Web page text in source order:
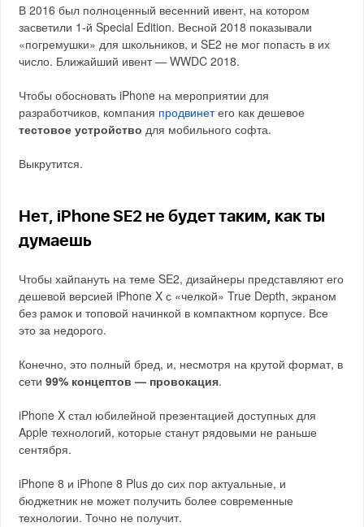
В 2016 был полноценный весенний ивент, на котором
засветили 1-й Special Edition. Весной 2018 показывали
«погремушки» для школьников, и SE2 не мог попасть в их
число. Ближайший ивент — WWDC 2018.
Чтобы обосновать iPhone на мероприятии для
разработчиков, компания продвинетего как дешевое
тестовое устройство для мобильного софта.
Выкрутится.
Нет, iPhone SE2 не будет таким, как ты
думаешь
Чтобы хайпануть на теме SE2, дизайнеры представляют его
дешевой версией iPhone X с «челкой» True Depth, экраном
без рамок и топовой начинкой в компактном корпусе. Все
это за недорого.
Конечно, это полный бред, и, несмотря на крутой формат, в
сети99% концептов — провокация.
iPhone X стал юбилейной презентацией доступных для
Apple технологий, которые станут рядовыми не раньше
сентября.
iPhone 8 и iPhone 8 Plus до сих пор актуальные, и
бюджетник не может получить более современные
технологии. Точно не получит.